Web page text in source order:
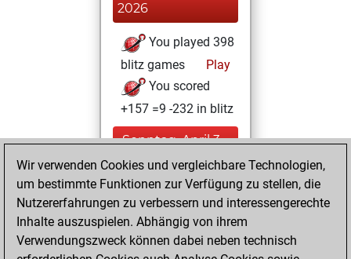
2026
You played 398
blitz games
Play
You scored
+157 =9 -232 in blitz
Sonntag, April 3,
2022
You created
your Fritz account
Fritz
Samstag,
Wir verwenden Cookies und vergleichbare Technologien,
um bestimmte Funktionen zur Verfügung zu stellen, die
Nutzererfahrungen zu verbessern und interessengerechte
Inhalte auszuspielen. Abhängig von ihrem
Verwendungszweck können dabei neben technisch